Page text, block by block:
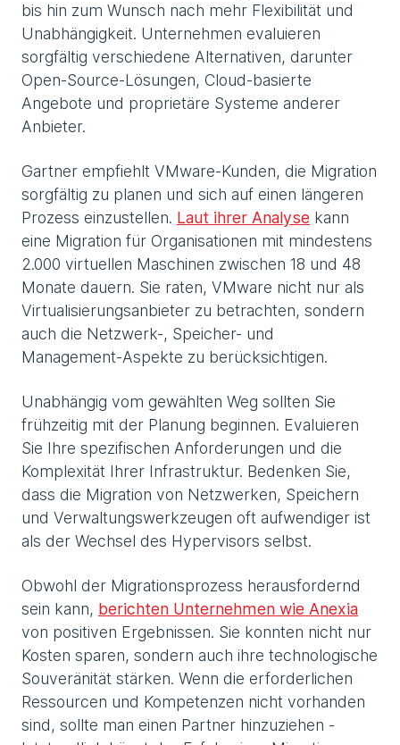
bis hin zum Wunsch nach mehr Flexibilität und
Unabhängigkeit. Unternehmen evaluieren
sorgfältig verschiedene Alternativen, darunter
Open-Source-Lösungen, Cloud-basierte
Angebote und proprietäre Systeme anderer
Anbieter.
Gartner empfiehlt VMware-Kunden, die Migration
sorgfältig zu planen und sich auf einen längeren
Prozess einzustellen. Laut ihrer Analyse kann
eine Migration für Organisationen mit mindestens
2.000 virtuellen Maschinen zwischen 18 und 48
Monate dauern. Sie raten, VMware nicht nur als
Virtualisierungsanbieter zu betrachten, sondern
auch die Netzwerk-, Speicher- und
Management-Aspekte zu berücksichtigen.
Unabhängig vom gewählten Weg sollten Sie
frühzeitig mit der Planung beginnen. Evaluieren
Sie Ihre spezifischen Anforderungen und die
Komplexität Ihrer Infrastruktur. Bedenken Sie,
dass die Migration von Netzwerken, Speichern
und Verwaltungswerkzeugen oft aufwendiger ist
als der Wechsel des Hypervisors selbst.
Obwohl der Migrationsprozess herausfordernd
sein kann, berichten Unternehmen wie Anexia
von positiven Ergebnissen. Sie konnten nicht nur
Kosten sparen, sondern auch ihre technologische
Souveränität stärken. Wenn die erforderlichen
Ressourcen und Kompetenzen nicht vorhanden
sind, sollte man einen Partner hinzuziehen -